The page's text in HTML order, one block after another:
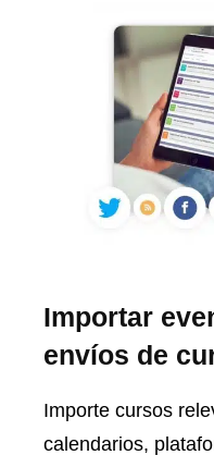
Importar
envíos de
Importe cursos
calendarios,